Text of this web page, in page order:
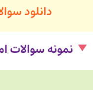
دانلود سوالات
نمونه سوالات